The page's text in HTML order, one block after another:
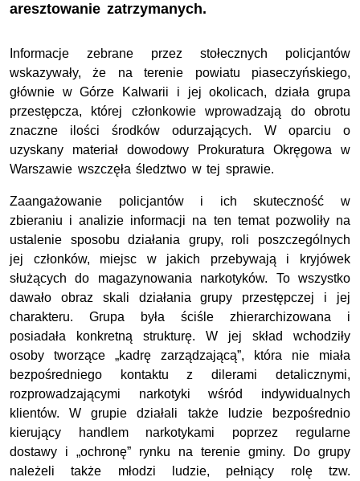
aresztowanie zatrzymanych.
Informacje zebrane przez stołecznych policjantów
wskazywały, że na terenie powiatu piaseczyńskiego,
głównie w Górze Kalwarii i jej okolicach, działa grupa
przestępcza, której członkowie wprowadzają do obrotu
znaczne ilości środków odurzających. W oparciu o
uzyskany materiał dowodowy Prokuratura Okręgowa w
Warszawie wszczęła śledztwo w tej sprawie.
Zaangażowanie policjantów i ich skuteczność w
zbieraniu i analizie informacji na ten temat pozwoliły na
ustalenie sposobu działania grupy, roli poszczególnych
jej członków, miejsc w jakich przebywają i kryjówek
służących do magazynowania narkotyków. To wszystko
dawało obraz skali działania grupy przestępczej i jej
charakteru. Grupa była ściśle zhierarchizowana i
posiadała konkretną strukturę. W jej skład wchodziły
osoby tworzące „kadrę zarządzającą”, która nie miała
bezpośredniego kontaktu z dilerami detalicznymi,
rozprowadzającymi narkotyki wśród indywidualnych
klientów. W grupie działali także ludzie bezpośrednio
kierujący handlem narkotykami poprzez regularne
dostawy i „ochronę” rynku na terenie gminy. Do grupy
należeli także młodzi ludzie, pełniący rolę tzw.